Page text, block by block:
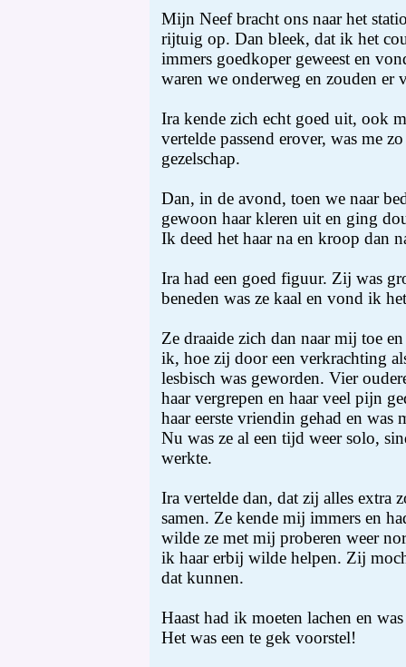
Mijn Neef bracht ons naar het
rijtuig op. Dan bleek, dat ik het
immers goedkoper geweest en
waren we onderweg en zouden er
Ira kende zich echt goed uit, ook
vertelde passend erover, was me
gezelschap.
Dan, in de avond, toen we naar
gewoon haar kleren uit en ging
Ik deed het haar na en kroop dan
Ira had een goed figuur. Zij was
beneden was ze kaal en vond ik
Ze draaide zich dan naar mij toe
ik, hoe zij door een verkrachting
lesbisch was geworden. Vier
haar vergrepen en haar veel pijn
haar eerste vriendin gehad en was
Nu was ze al een tijd weer solo,
werkte.
Ira vertelde dan, dat zij alles extra
samen. Ze kende mij immers en
wilde ze met mij proberen weer
ik haar erbij wilde helpen. Zij
dat kunnen.
Haast had ik moeten lachen en
Het was een te gek voorstel!